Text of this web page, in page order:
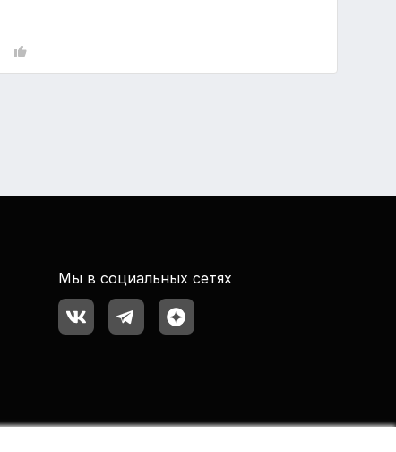
Мы в социальных сетях